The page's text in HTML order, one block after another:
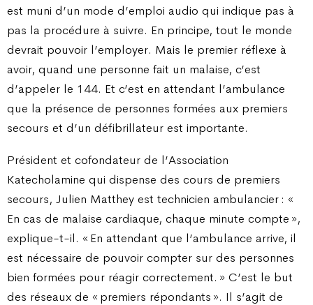
est muni d’un mode d’emploi audio qui indique pas à
pas la procédure à suivre. En principe, tout le monde
devrait pouvoir l’employer. Mais le premier réflexe à
avoir, quand une personne fait un malaise, c’est
d’appeler le 144. Et c’est en attendant l’ambulance
que la présence de personnes formées aux premiers
secours et d’un défibrillateur est importante.
Président et cofondateur de l’Association
Katecholamine qui dispense des cours de premiers
secours, Julien Matthey est technicien ambulancier : «
En cas de malaise cardiaque, chaque minute compte »,
explique-t-il. « En attendant que l’ambulance arrive, il
est nécessaire de pouvoir compter sur des personnes
bien formées pour réagir correctement. » C’est le but
des réseaux de « premiers répondants ». Il s’agit de